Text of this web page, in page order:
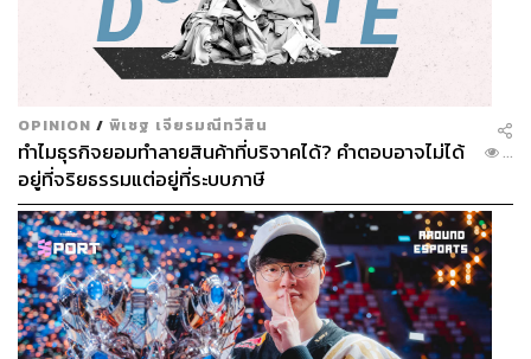
OPINION / พิเชฐ เจียรมณีทวีสิน
ทำไมธุรกิจยอมทำลายสินค้าที่บริจาคได้? คำตอบอาจไม่ได้
อยู่ที่จริยธรรมแต่อยู่ที่ระบบภาษี
...